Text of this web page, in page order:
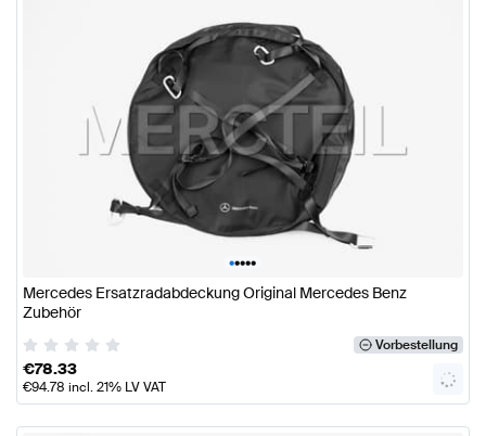
•••••
Mercedes Ersatzradabdeckung Original Mercedes Benz
Zubehör
Vorbestellung
€78.33
€94.78 incl. 21% LV VAT